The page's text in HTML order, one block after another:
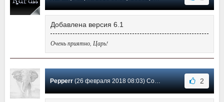
Добавлена версия 6.1
Очень приятно, Царь!
Pepperr(26 февраля 2018 08:03) Сообщение #60 2